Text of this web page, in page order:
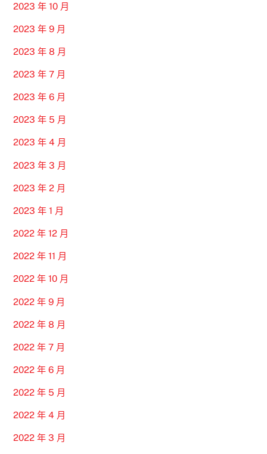
2023 年 10 月
2023 年 9 月
2023 年 8 月
2023 年 7 月
2023 年 6 月
2023 年 5 月
2023 年 4 月
2023 年 3 月
2023 年 2 月
2023 年 1 月
2022 年 12 月
2022 年 11 月
2022 年 10 月
2022 年 9 月
2022 年 8 月
2022 年 7 月
2022 年 6 月
2022 年 5 月
2022 年 4 月
2022 年 3 月